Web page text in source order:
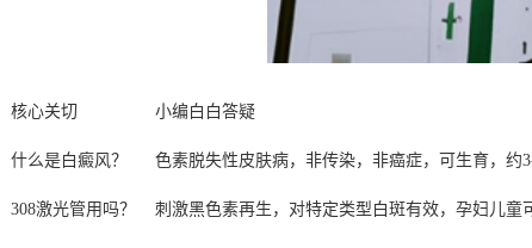
核心关切 小编白白答疑
什么是白癜风？ 色素脱失性皮肤病，非传染，非癌症，可生育，约
308激光管用吗？ 刺激黑色素再生，对特定类型白斑有效，孕妇儿童